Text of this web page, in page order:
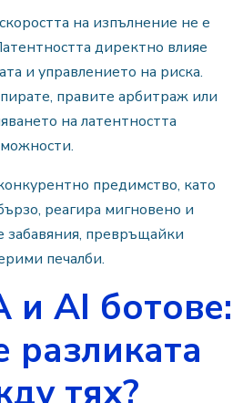
на изпълнение не е
директно влияе
и управлението на риска.
правите арбитраж или
на латентността
предимство, като
реагира мигновено и
превръщайки
печалби.
и AI ботове:
разликата